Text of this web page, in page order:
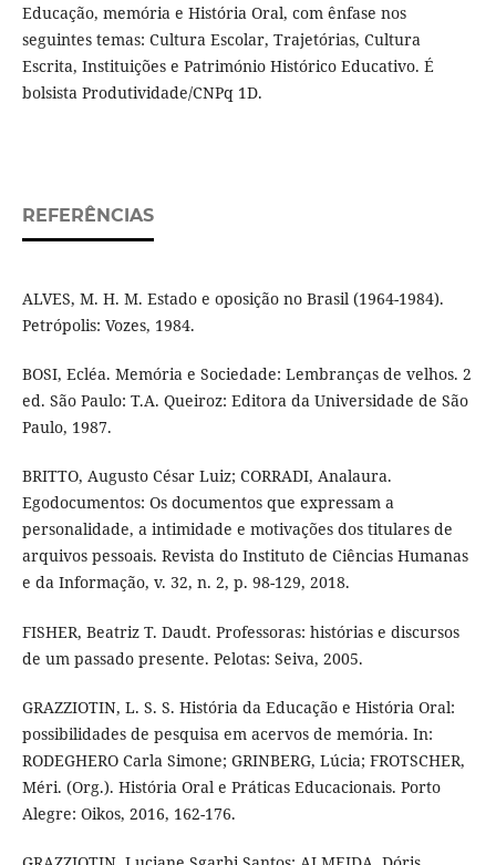
Educação, memória e História Oral, com ênfase nos
seguintes temas: Cultura Escolar, Trajetórias, Cultura
Escrita, Instituições e Património Histórico Educativo. É
bolsista Produtividade/CNPq 1D.
REFERÊNCIAS
ALVES, M. H. M. Estado e oposição no Brasil (1964-1984).
Petrópolis: Vozes, 1984.
BOSI, Ecléa. Memória e Sociedade: Lembranças de velhos. 2
ed. São Paulo: T.A. Queiroz: Editora da Universidade de São
Paulo, 1987.
BRITTO, Augusto César Luiz; CORRADI, Analaura.
Egodocumentos: Os documentos que expressam a
personalidade, a intimidade e motivações dos titulares de
arquivos pessoais. Revista do Instituto de Ciências Humanas
e da Informação, v. 32, n. 2, p. 98-129, 2018.
FISHER, Beatriz T. Daudt. Professoras: histórias e discursos
de um passado presente. Pelotas: Seiva, 2005.
GRAZZIOTIN, L. S. S. História da Educação e História Oral:
possibilidades de pesquisa em acervos de memória. In:
RODEGHERO Carla Simone; GRINBERG, Lúcia; FROTSCHER,
Méri. (Org.). História Oral e Práticas Educacionais. Porto
Alegre: Oikos, 2016, 162-176.